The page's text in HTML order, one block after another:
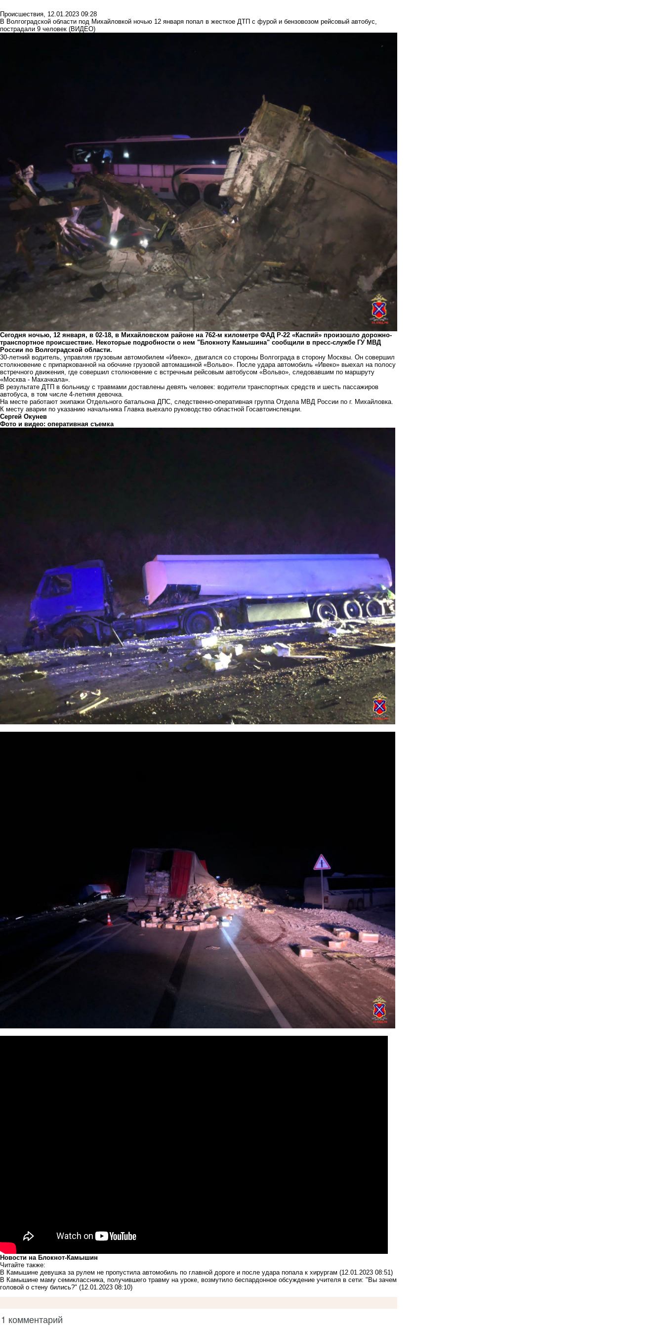
Происшествия, 12.01.2023 09:28
В Волгоградской области под Михайловкой ночью 12 января попал в жесткое ДТП с фурой и бензовозом рейсовый автобус,
пострадали 9 человек (ВИДЕО)
Сегодня ночью, 12 января, в 02-18, в Михайловском районе на 762-м километре ФАД Р-22 «Каспий» произошло дорожно-
транспортное происшествие. Некоторые подробности о нем "Блокноту Камышина" сообщили в пресс-службе ГУ МВД
России по Волгоградской области.
30-летний водитель, управляя грузовым автомобилем «Ивеко», двигался со стороны Волгограда в сторону Москвы. Он совершил
столкновение с припаркованной на обочине грузовой автомашиной «Вольво». После удара автомобиль «Ивеко» выехал на полосу
встречного движения, где совершил столкновение с встречным рейсовым автобусом «Вольво», следовавшим по маршруту
«Москва - Махачкала».
В результате ДТП в больницу с травмами доставлены девять человек: водители транспортных средств и шесть пассажиров
автобуса, в том числе 4-летняя девочка.
На месте работают экипажи Отдельного батальона ДПС, следственно-оперативная группа Отдела МВД России по г. Михайловка.
К месту аварии по указанию начальника Главка выехало руководство областной Госавтоинспекции.
Сергей Окунев
Фото и видео: оперативная съемка
Новости на Блoкнoт-Камышин
Читайте также:
В Камышине девушка за рулем не пропустила автомобиль по главной дороге и после удара попала к хирургам (12.01.2023 08:51)
В Камышине маму семиклассника, получившего травму на уроке, возмутило беспардонное обсуждение учителя в сети: "Вы зачем
головой о стену бились?" (12.01.2023 08:10)
1 комментарий